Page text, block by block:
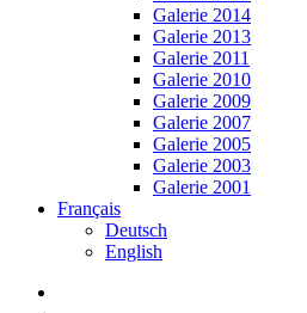
Galerie 2014
Galerie 2013
Galerie 2011
Galerie 2010
Galerie 2009
Galerie 2007
Galerie 2005
Galerie 2003
Galerie 2001
Français
Deutsch
English